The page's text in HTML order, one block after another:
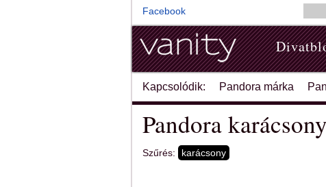
Facebook
Kapcsolódik: Pandora márka
Pandora
Szűrés: karácsony